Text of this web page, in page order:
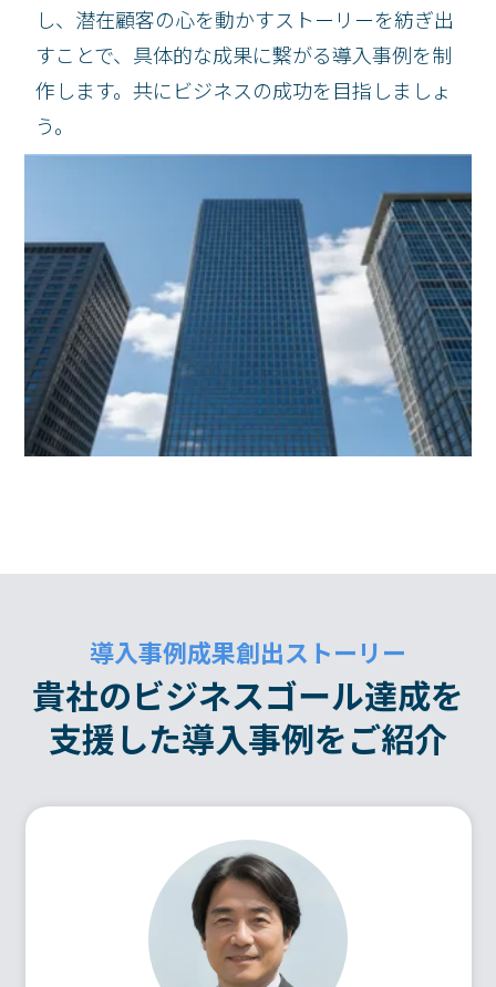
し、潜在顧客の心を動かすストーリーを紡ぎ出
すことで、具体的な成果に繋がる導入事例を制
作します。共にビジネスの成功を目指しましょ
う。
導入事例成果創出ストーリー
貴社のビジネスゴール達成を
支援した導入事例をご紹介